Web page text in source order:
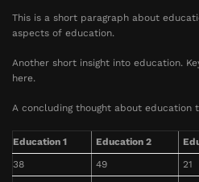
This is a short paragraph about
aspects of education.
Another short insight into education.
here.
A concluding thought about education
Education 1 Education 2
38
49 21